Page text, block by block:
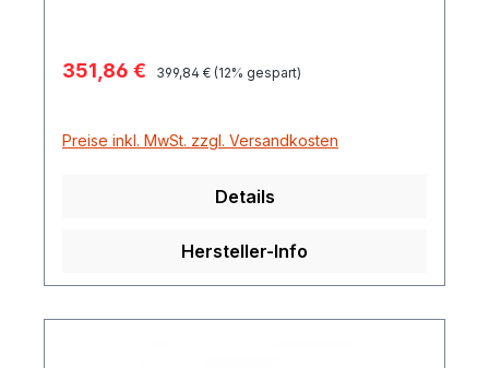
Verkaufspreis:
351,86 € Regulärer Preis:
399,84 € (12% gespart)
Preise inkl. MwSt. zzgl. Versandkosten
Details
Hersteller-Info